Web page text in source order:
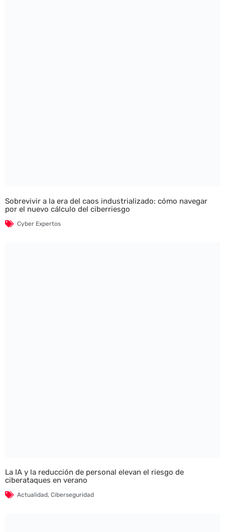
Sobrevivir a la era del caos industrializado: cómo navegar
por el nuevo cálculo del ciberriesgo
Cyber Expertos
La IA y la reducción de personal elevan el riesgo de
ciberataques en verano
Actualidad, Ciberseguridad